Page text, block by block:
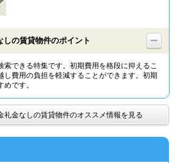
物件特集から
TOP
の賃貸物件のポイント
索できる特集です。初期費用を格段に抑えるこ
し費用の負担を軽減することができます。初期
です。
礼金なしの賃貸物件のオススメ情報を見る